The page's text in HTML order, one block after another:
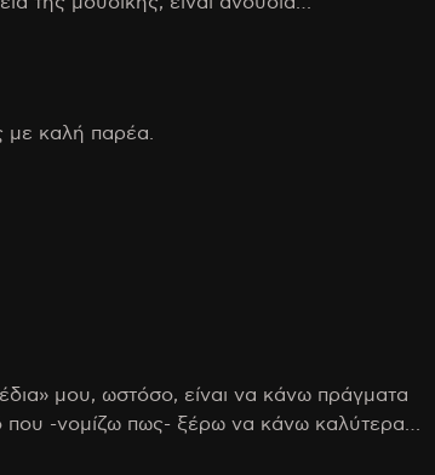
με καλή παρέα.
μου, ωστόσο, είναι να κάνω πράγματα
που -νομίζω πως- ξέρω να κάνω καλύτερα…